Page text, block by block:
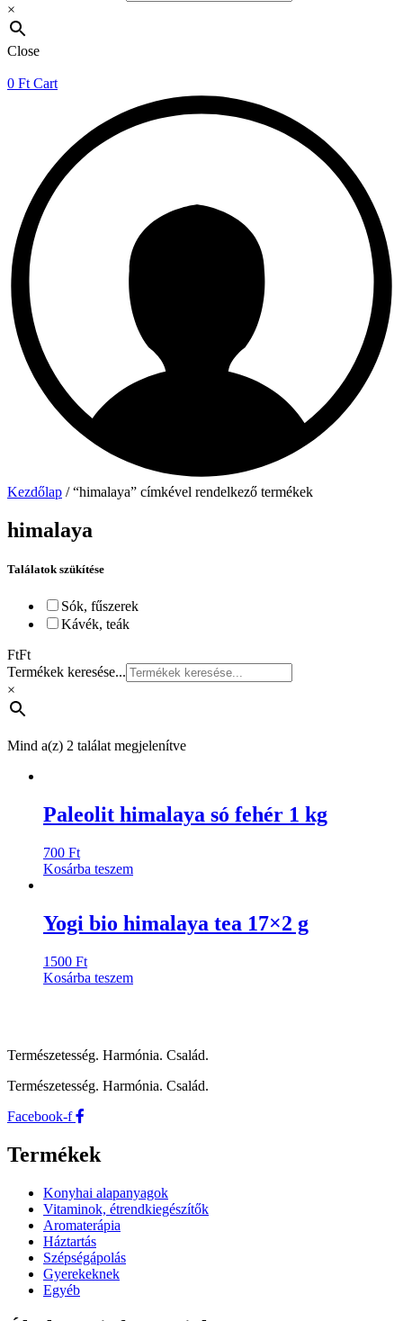
×
Close
0 Ft Cart
Kezdőlap / “himalaya” címkével rendelkező termékek
himalaya
Találatok szükítése
Sók, fűszerek
Kávék, teák
FtFt
Termékek keresése...
×
Mind a(z) 2 találat megjelenítve
Paleolit himalaya só fehér 1 kg
700 Ft
Kosárba teszem
Yogi bio himalaya tea 17×2 g
1500 Ft
Kosárba teszem
Természetesség. Harmónia. Család.
Természetesség. Harmónia. Család.
Facebook-f
Termékek
Konyhai alapanyagok
Vitaminok, étrendkiegészítők
Aromaterápia
Háztartás
Szépségápolás
Gyerekeknek
Egyéb